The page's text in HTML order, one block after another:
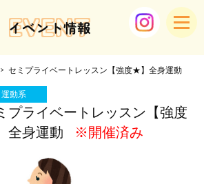
EVENT
イベント情報
セミプライベートレッスン【強度★】全身運動
運動系
プライベートレッスン【強度
全身運動
※開催済み